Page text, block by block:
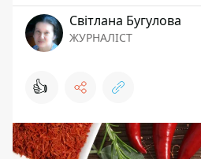
Світлана Бугулова
ЖУРНАЛІСТ
👍